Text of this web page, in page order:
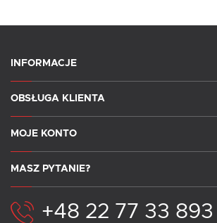
INFORMACJE
OBSŁUGA KLIENTA
MOJE KONTO
MASZ PYTANIE?
+48 22 77 33 893